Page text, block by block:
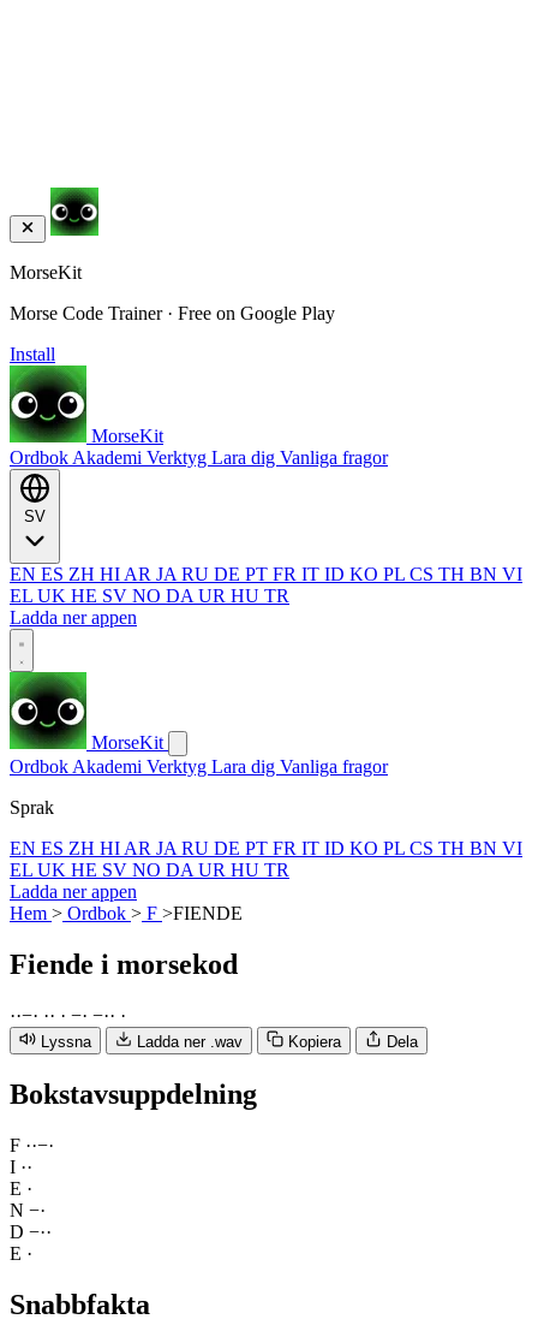
MorseKit
Morse Code Trainer · Free on Google Play
Install
MorseKit
Ordbok Akademi Verktyg Lara dig Vanliga fragor
EN ES ZH HI AR JA RU DE PT FR IT ID KO PL CS TH BN VI
EL UK HE SV NO DA UR HU TR
Ladda ner appen
MorseKit
Ordbok Akademi Verktyg Lara dig Vanliga fragor
Sprak
EN ES ZH HI AR JA RU DE PT FR IT ID KO PL CS TH BN VI
EL UK HE SV NO DA UR HU TR
Ladda ner appen
Hem > Ordbok > F >FIENDE
Fiende i morsekod
··−· ·· · −· −·· ·
Lyssna Ladda ner .wav Kopiera Dela
Bokstavsuppdelning
F ··−·
I ··
E ·
N −·
D −··
E ·
Snabbfakta